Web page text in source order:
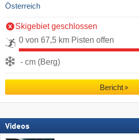
Österreich
Skigebiet geschlossen
0 von 67,5 km Pisten offen
- cm (Berg)
Bericht
Videos